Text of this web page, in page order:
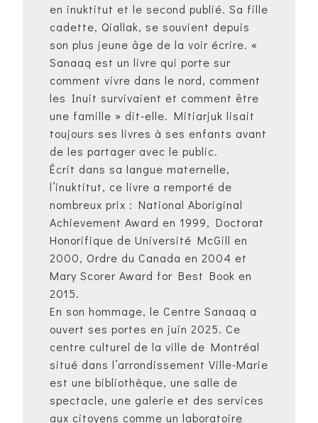
en inuktitut et le second publié. Sa fille
cadette, Qiallak, se souvient depuis
son plus jeune âge de la voir écrire. «
Sanaaq est un livre qui porte sur
comment vivre dans le nord, comment
les Inuit survivaient et comment être
une famille » dit-elle. Mitiarjuk lisait
toujours ses livres à ses enfants avant
de les partager avec le public.
Écrit dans sa langue maternelle,
l’inuktitut, ce livre a remporté de
nombreux prix : National Aboriginal
Achievement Award en 1999, Doctorat
Honorifique de Université McGill en
2000, Ordre du Canada en 2004 et
Mary Scorer Award for Best Book en
2015.
En son hommage, le Centre Sanaaq a
ouvert ses portes en juin 2025. Ce
centre culturel de la ville de Montréal
situé dans l’arrondissement Ville-Marie
est une bibliothèque, une salle de
spectacle, une galerie et des services
aux citoyens comme un laboratoire